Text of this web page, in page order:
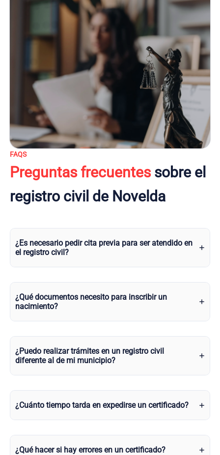
FAQS
Preguntas frecuentessobre el
registro civil de Novelda
¿Es necesario pedir cita previa para ser atendido en
el registro civil?
¿Qué documentos necesito para inscribir un
nacimiento?
¿Puedo realizar trámites en un registro civil
diferente al de mi municipio?
¿Cuánto tiempo tarda en expedirse un certificado?
¿Qué hacer si hay errores en un certificado?